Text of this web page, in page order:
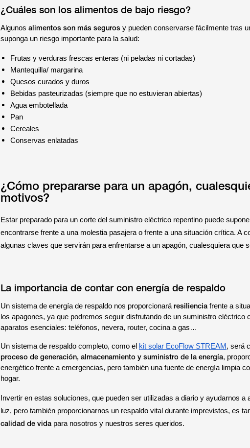
¿Cuáles son los alimentos de bajo riesgo?
Algunos alimentos son más segurosy pueden conservarse fácilmente tras
suponga un riesgo importante para la salud:
Frutas y verduras frescas enteras (ni peladas ni cortadas)
Mantequilla/ margarina
Quesos curados y duros
Bebidas pasteurizadas (siempre que no estuvieran abiertas)
Agua embotellada
Pan
Cereales
Conservas enlatadas
¿Cómo prepararse para un apagón,
motivos?
Estar preparado para un corte del suministro eléctrico repentino puede
encontrarse frente a una molestia pasajera o frente a una situación crítica. A
algunas claves que servirán para enfrentarse a un apagón, cualesquiera que
La importancia de contar con energía de respaldo
Un sistema de energía de respaldo nos proporcionaráresilienciafrente a
los apagones, ya que podremos seguir disfrutando de un suministro eléctrico
aparatos esenciales: teléfonos, nevera, router, cocina a gas…
Un sistema de respaldo completo, como el kit solar EcoFlow STREAM , será
proceso de generación, almacenamiento y suministro de la energía,
energético frente a emergencias, pero también una fuente de energía limpia
hogar.
Invertir en estas soluciones, que pueden ser utilizadas a diario y ayudarnos a
luz, pero también proporcionarnos un respaldo vital durante imprevistos, es
calidad de vidapara nosotros y nuestros seres queridos.